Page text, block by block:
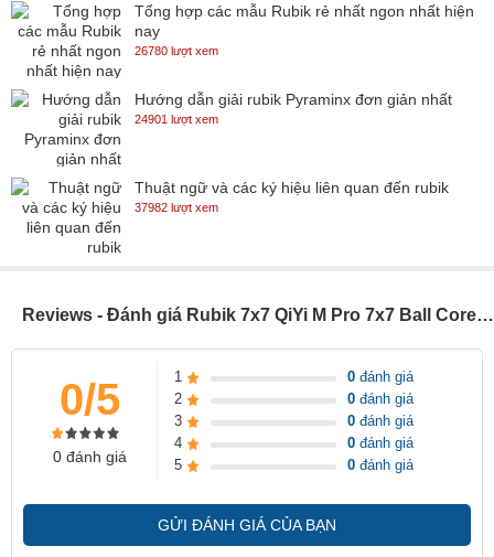
Tổng hợp các mẫu Rubik rẻ nhất ngon nhất hiện
nay
26780 lượt xem
Hướng dẫn giải rubik Pyraminx đơn giản nhất
24901 lượt xem
Thuật ngữ và các ký hiệu liên quan đến rubik
37982 lượt xem
Reviews - Đánh giá Rubik 7x7 QiYi M Pro 7x7 Ball Core UV Stickerless Chính Hãng - Nam Châm Ball Core Cao Cấp
0/5
0 đánh giá
1 0 đánh giá
2
0 đánh giá
3
0 đánh giá
4
0 đánh giá
5
0 đánh giá
GỬI ĐÁNH GIÁ CỦA BẠN